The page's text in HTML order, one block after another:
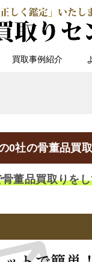
買取事例紹介
0社の骨董品買
董品買取りを